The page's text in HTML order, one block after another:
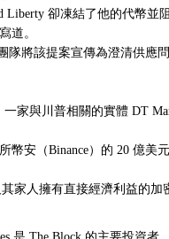
卻凍結了他的代幣
道。
隊將該提案宣傳為澄清供應
家與川普相關的實體 DT
幣安（Binance）的 20 億美
家人擁有直接經濟利益的